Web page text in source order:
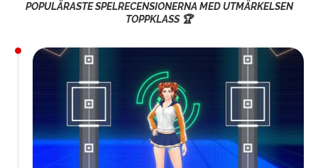
POPULÄRASTE SPELRECENSIONERNA MED UTMÄRKELSEN
TOPPKLASS 🏆